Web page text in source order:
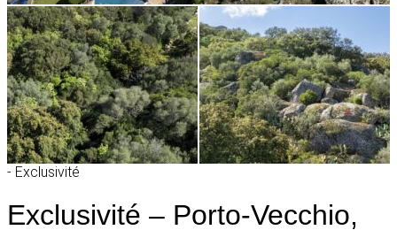
- Exclusivité
Exclusivité – Porto-Vecchio,